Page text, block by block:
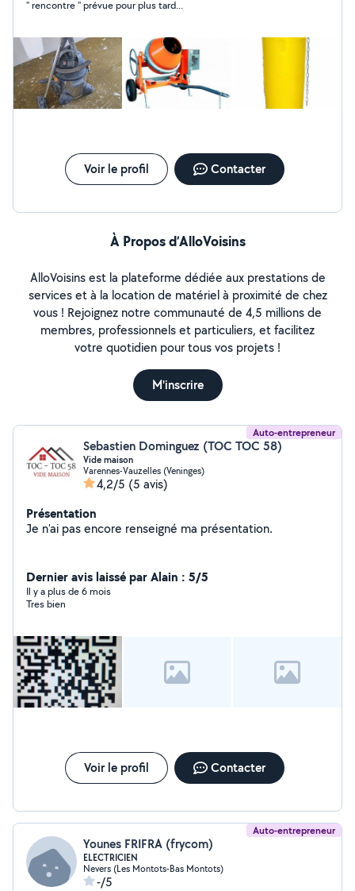
'' rencontre '' prévue pour plus tard...
Voir le profil Contacter
À Propos d’AlloVoisins
AlloVoisins est la plateforme dédiée aux prestations de
services et à la location de matériel à proximité de chez
vous ! Rejoignez notre communauté de 4,5 millions de
membres, professionnels et particuliers, et facilitez
votre quotidien pour tous vos projets !
M'inscrire
Auto-entrepreneur
Sebastien Dominguez (TOC TOC 58)
Vide maison
Varennes-Vauzelles (Veninges)
4,2/5 (5 avis)
Présentation
Je n'ai pas encore renseigné ma présentation.
Dernier avis laissé par Alain : 5/5
Il y a plus de 6 mois
Tres bien
Voir le profil Contacter
Auto-entrepreneur
Younes FRIFRA (frycom)
ELECTRICIEN
Nevers (Les Montots-Bas Montots)
-/5